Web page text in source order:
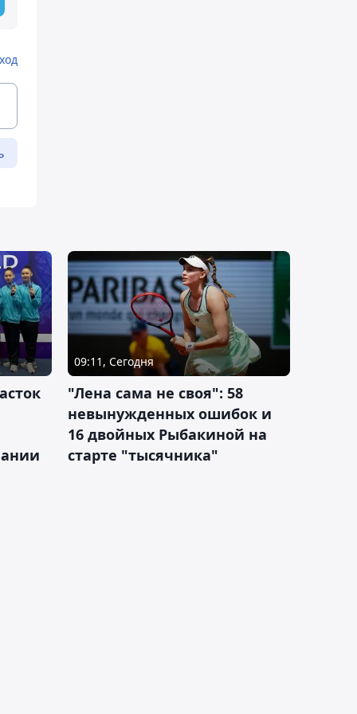
09:11, Сегодня
"Лена сама не своя": 58
невынужденных ошибок и
16 двойных Рыбакиной на
старте "тысячника"